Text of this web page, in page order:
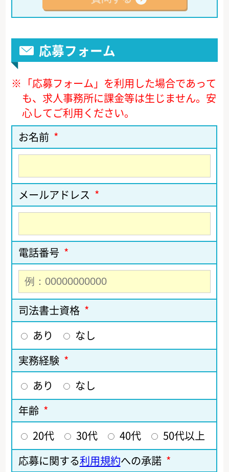
応募フォーム
※ 「応募フォーム」を利用した場合であって
も、求人事務所に課金等は生じません。安
心してご利用ください。
お名前 *
メールアドレス *
電話番号 *
司法書士資格 *
あり
なし
実務経験 *
あり
なし
年齢 *
20代
30代 40代
50代以上
応募に関する利用規約への承諾 *